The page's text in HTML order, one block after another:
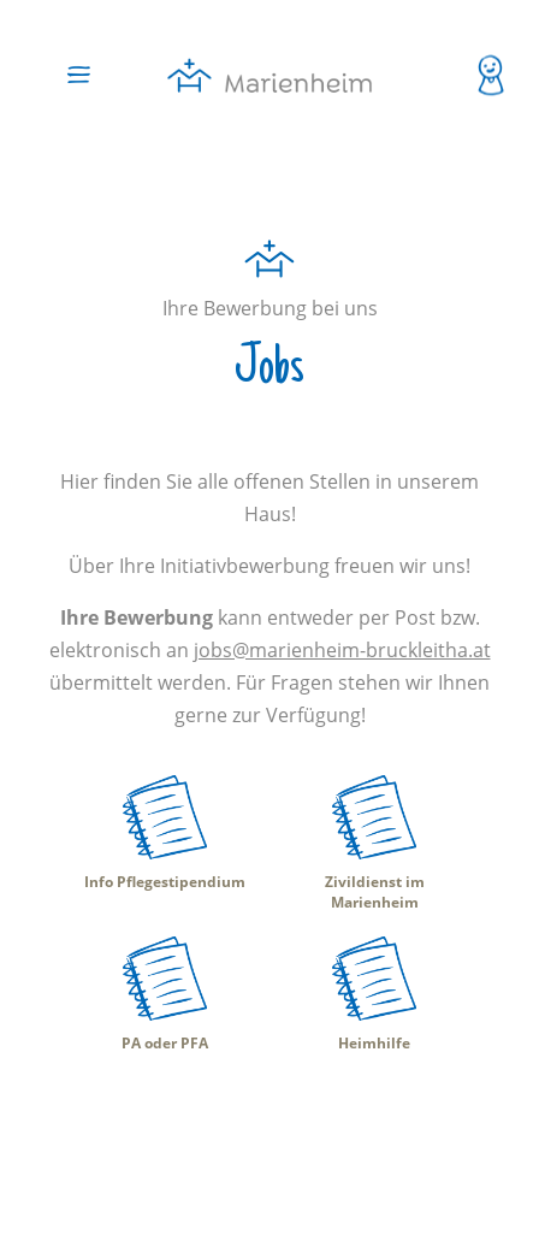
Ihre Bewerbung bei uns
Jobs
Hier finden Sie alle offenen Stellen in unserem
Haus!
Über Ihre Initiativbewerbung freuen wir uns!
Ihre Bewerbungkann entweder per Post bzw.
elektronisch an jobs@marienheim-bruckleitha.at
übermittelt werden. Für Fragen stehen wir Ihnen
gerne zur Verfügung!
Info Pflegestipendium
Zivildienst im
Marienheim
PA oder PFA Heimhilfe